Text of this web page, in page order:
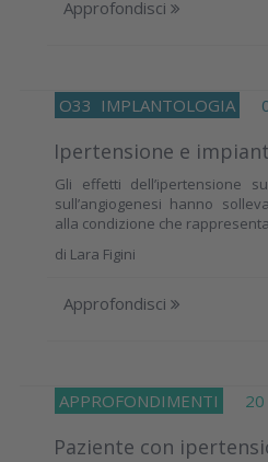
Approfondisci
O33 IMPLANTOLOGIA
Ipertensione e
Gli effetti dell’ipertensione
sull’angiogenesi hanno
alla condizione che
di Lara Figini
Approfondisci
APPROFONDIMENTI 20
Paziente con